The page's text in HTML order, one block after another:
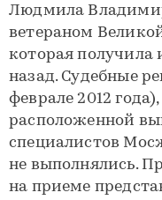
Людмила
ветераном
которая получила
назад. Судебные
феврале 2012
расположенной
специалистов
не выполнялись.
на приеме